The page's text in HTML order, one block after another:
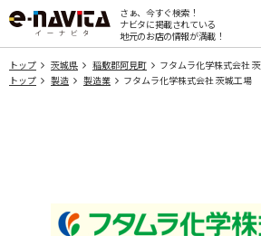
さぁ、今すぐ検索！
ナビタに掲載されている
地元のお店の情報が満載！
トップ 茨城県 稲敷郡阿見町
フタムラ化学株式会社
トップ
製造 製造業 フタムラ化学株式会社 茨城工場